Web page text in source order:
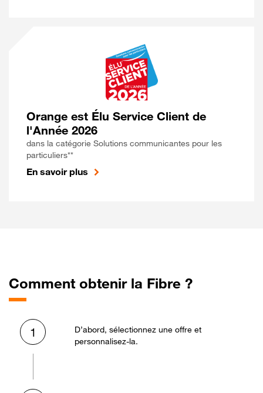
Orange est Élu Service Client de
l'Année 2026
dans la catégorie Solutions communicantes pour les
particuliers**
En savoir plus
Comment obtenir la Fibre ?
1
D’abord, sélectionnez une offre et
personnalisez-la.